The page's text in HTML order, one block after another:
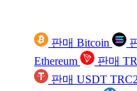
판매 Bitcoin
Ethereum
판매
판매 USDT